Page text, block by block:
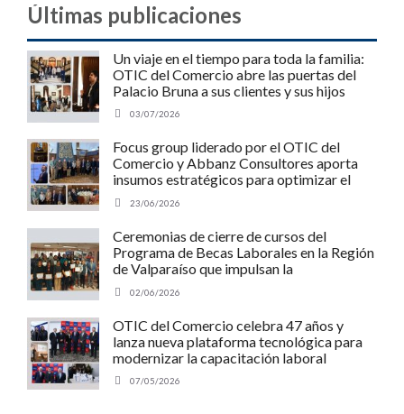
Últimas publicaciones
Un viaje en el tiempo para toda la familia:
OTIC del Comercio abre las puertas del
Palacio Bruna a sus clientes y sus hijos
03/07/2026
Focus group liderado por el OTIC del
Comercio y Abbanz Consultores aporta
insumos estratégicos para optimizar el
Programa MIPE de SENCE y potenciar a
las pymes chilenas
23/06/2026
Ceremonias de cierre de cursos del
Programa de Becas Laborales en la Región
de Valparaíso que impulsan la
empleabilidad y el desarrollo regional.
02/06/2026
OTIC del Comercio celebra 47 años y
lanza nueva plataforma tecnológica para
modernizar la capacitación laboral
07/05/2026